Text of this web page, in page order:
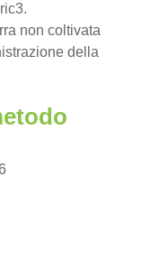
non coltivata
della